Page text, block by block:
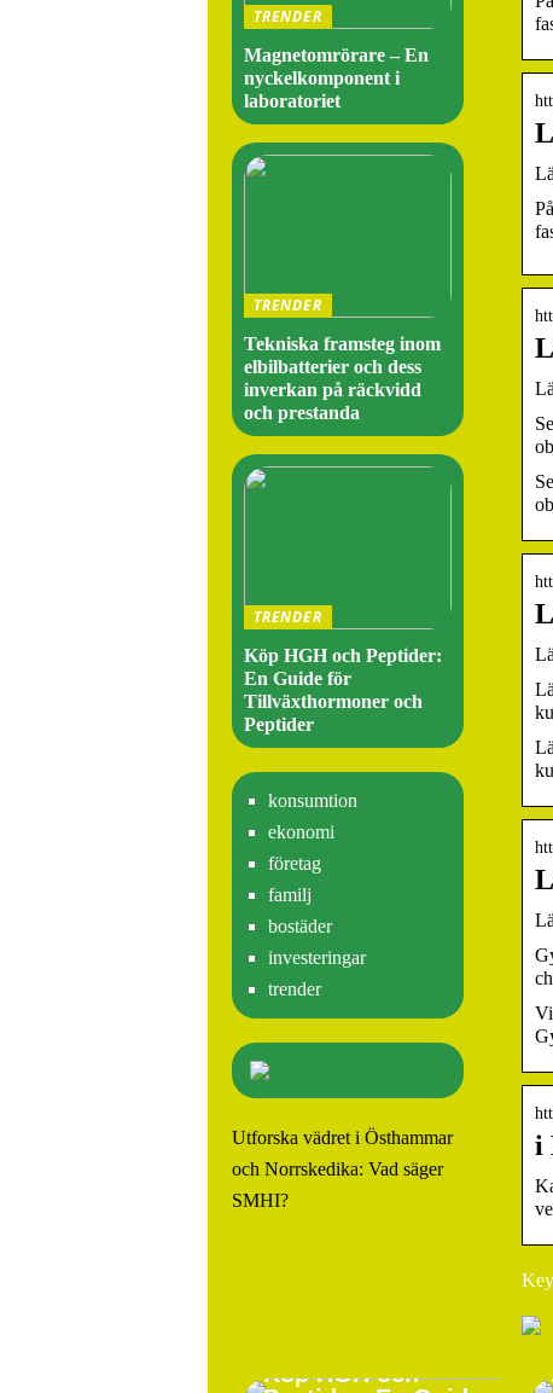
i
TRENDER
Magnetomrörare – En
nyckelkomponent i
laboratoriet
TRENDER
Tekniska framsteg inom
elbilbatterier och dess
inverkan på räckvidd
och prestanda
TRENDER
Köp HGH och Peptider:
En Guide för
Tillväxthormoner och
Peptider
konsumtion
ekonomi
företag
familj
bostäder
investeringar
trender
Utforska vädret i Östhammar
och Norrskedika: Vad säger
SMHI?
Köp HGH och